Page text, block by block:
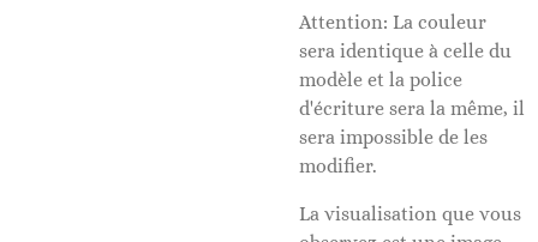
Attention: La couleur
sera identique à celle du
modèle et la police
d'écriture sera la même, il
sera impossible de les
modifier.
La visualisation que vous